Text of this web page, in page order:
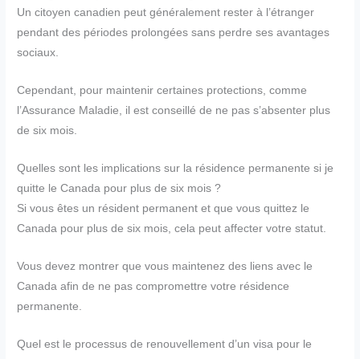
Un citoyen canadien peut généralement rester à l’étranger
pendant des périodes prolongées sans perdre ses avantages
sociaux.
Cependant, pour maintenir certaines protections, comme
l’Assurance Maladie, il est conseillé de ne pas s’absenter plus
de six mois.
Quelles sont les implications sur la résidence permanente si je
quitte le Canada pour plus de six mois ?
Si vous êtes un résident permanent et que vous quittez le
Canada pour plus de six mois, cela peut affecter votre statut.
Vous devez montrer que vous maintenez des liens avec le
Canada afin de ne pas compromettre votre résidence
permanente.
Quel est le processus de renouvellement d’un visa pour le